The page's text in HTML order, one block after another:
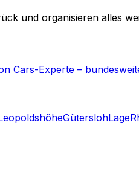
und organisieren alles
Cars-Experte –
GüterslohLage